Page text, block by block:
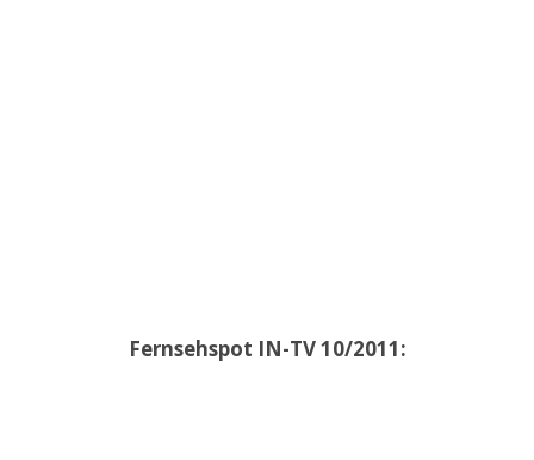
Fernsehspot IN-TV 10/2011: